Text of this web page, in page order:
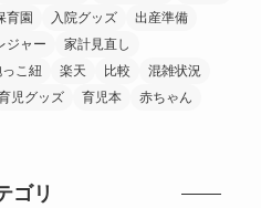
育園 入院グッズ
出産準備
ジャー
家計見直し
こ紐 楽天 比較
混雑状況
児グッズ 育児本
赤ちゃん
ゴリ